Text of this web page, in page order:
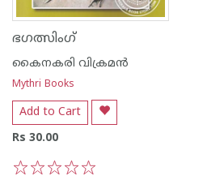
ഭഗത്സിംഗ്
കൈനകരി വിക്രമന്‍
Mythri Books
Add to Cart
Rs 30.00